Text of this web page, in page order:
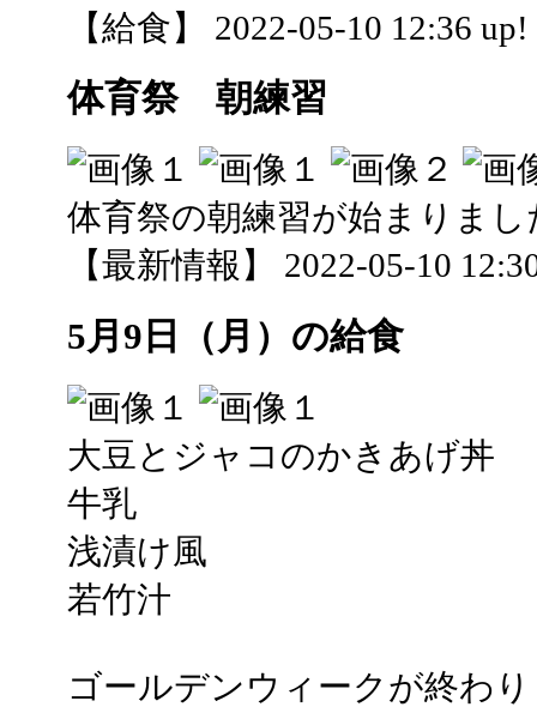
【給食】 2022-05-10 12:36 up!
体育祭 朝練習
体育祭の朝練習が始まりまし
【最新情報】 2022-05-10
5月9日（月）の給食
大豆とジャコのかきあげ丼
牛乳
浅漬け風
若竹汁
ゴールデンウィークが終わ